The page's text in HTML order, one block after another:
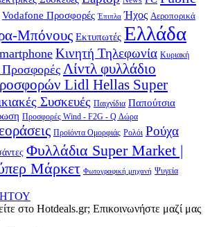
Vodafone Προσφορές Έπιπλα Ήχος Αεροπορικά
Μπόνους Εκτυπωτές Ελλάδα
Κινητή Τηλεφωνία Κυριακή
Λίντλ φυλλάδιο
Lidl Hellas Super
Συσκευές Παιχνίδια Παπούτσια
Προσφορές Wind - F2G - Q Δώρα
Προϊόντα Ομορφιάς Ρολόι Ρούχα
Φυλλάδια Super Market |
Μάρκετ Φωτογραφική μηχανή Ψυγεία
στο Hotdeals.gr; Επικοινωνήστε μαζί μας